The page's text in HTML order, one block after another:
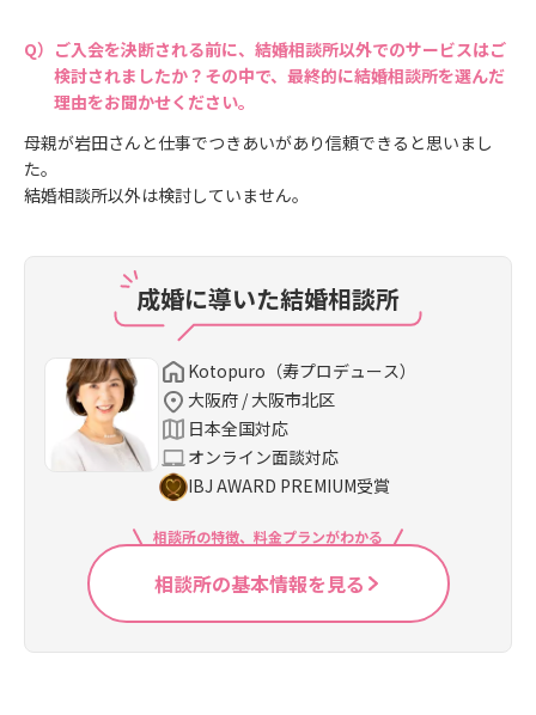
ご入会を決断される前に、結婚相談所以外でのサービスはご
検討されましたか？その中で、最終的に結婚相談所を選んだ
理由をお聞かせください。
母親が岩田さんと仕事でつきあいがあり信頼できると思いまし
た。
結婚相談所以外は検討していません。
成婚に導いた結婚相談所
Kotopuro（寿プロデュース）
大阪府 / 大阪市北区
日本全国対応
オンライン面談対応
IBJ AWARD PREMIUM受賞
相談所の特徴、料金プランがわかる
相談所の基本情報を見る